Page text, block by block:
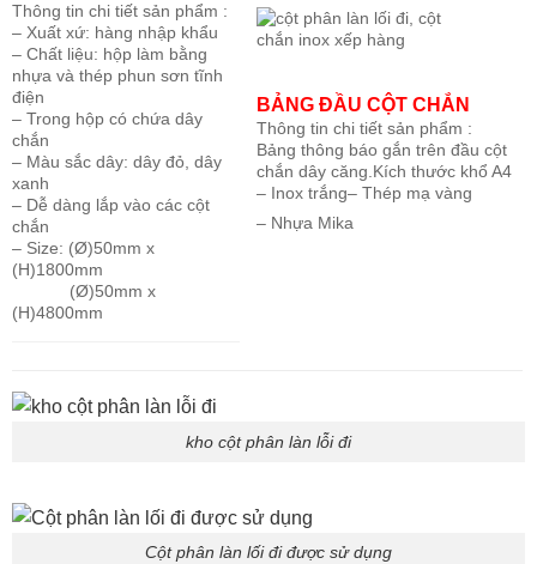
Thông tin chi tiết sản phẩm :
– Xuất xứ: hàng nhập khẩu
– Chất liệu: hộp làm bằng
nhựa và thép phun sơn tĩnh
điện
– Trong hộp có chứa dây
chắn
– Màu sắc dây: dây đỏ, dây
xanh
– Dễ dàng lắp vào các cột
chắn
– Size: (Ø)50mm x
(H)1800mm
(Ø)50mm x
(H)4800mm
BẢNG ĐẦU CỘT CHẮN
Thông tin chi tiết sản phẩm :
Bảng thông báo gắn trên đầu cột
chắn dây căng.Kích thước khổ A4
– Inox trắng– Thép mạ vàng
– Nhựa Mika
kho cột phân làn lỗi đi
Cột phân làn lối đi được sử dụng